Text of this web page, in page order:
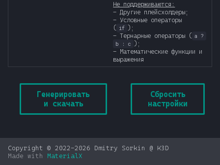
Не поддерживаются:
- Другие плейсхолдеры;
- Условные операторы
( if );
- Тернарные операторы ( a ?
b : c
);
- Математические функции и
выражения
Генерировать
и скачать
Сбросить
настройки
Copyright © 2022-2026 Dmitry Sorkin @ K3D
Made with MaterialX